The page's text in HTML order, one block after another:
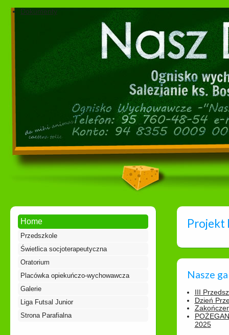
Dokumenty
Home
Przedszkole
Świetlica socjoterapeutyczna
Oratorium
Placówka opiekuńczo-wychowawcza
Galerie
Liga Futsal Junior
Strona Parafialna
Projekt
Nasze
III
Dzień
2025